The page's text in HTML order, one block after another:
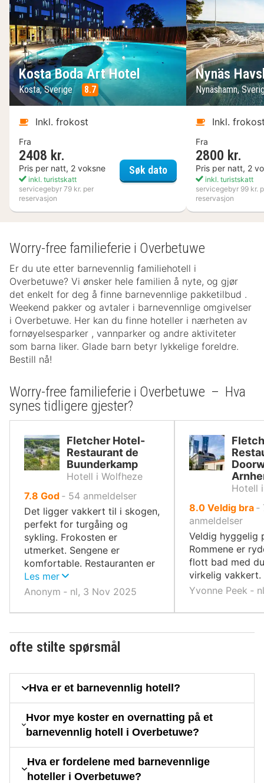
Kosta Boda Art Hotel
Kosta, Sverige 8.7
Inkl. frokost
Fra
2408 kr.
Pris per natt, 2 voksne
inkl. turistskatt
servicegebyr 79 kr. per
reservasjon
Søk datoKosta Boda Art Hotel
Nynäs
Nynäshamn,
Inkl.
Fra
2800 kr.
Pris per natt, 2
inkl. turistskatt
servicegebyr 99 kr.
reservasjon
Worry-free familieferie i Overbetuwe
Er du ute etter barnevennlig familiehotell i
Overbetuwe? Vi ønsker hele familien å nyte, og gjør
det enkelt for deg å finne barnevennlige pakketilbud .
Weekend pakker og avtaler i barnevennlige omgivelser
i Overbetuwe. Her kan du finne hoteller i nærheten av
fornøyelsesparker , vannparker og andre aktiviteter
som barna liker. Glade barn betyr lykkelige foreldre.
Bestill nå!
Worry-free familieferie i Overbetuwe – Hva
synes tidligere gjester?
Fletcher Hotel-
Restaurant de
Buunderkamp
Hotell i Wolfheze
7.8 av
10,
God ‐ 54 anmeldelser
Det ligger vakkert til i skogen,
perfekt for turgåing og
sykling. Frokosten er
utmerket. Sengene er
komfortable. Restauranten er
fin.
Les mer
Anonym ‐ nl, 3 Nov 2025
Hotell
8.0av
10,
Veldig bra ‐
anmeldelser
Veldig hyggelig
Rommene er
flott bad med
virkelig vakkert.
Yvonne Peek ‐
ofte stilte spørsmål
Hva er et barnevennlig hotell?
Hvor mye koster en overnatting på et
barnevennlig hotell i Overbetuwe?
Hva er fordelene med barnevennlige
hoteller i Overbetuwe?